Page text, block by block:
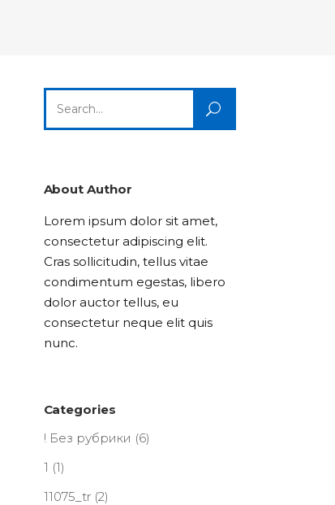
Lists
Highlights
Lists
Title & Subtitle
Title & Subtitle
for:
About Author
Lorem ipsum dolor sit amet,
consectetur adipiscing elit.
Cras sollicitudin, tellus vitae
condimentum egestas, libero
dolor auctor tellus, eu
consectetur neque elit quis
nunc.
Categories
! Без рубрики (6)
1 (1)
11075_tr(2)